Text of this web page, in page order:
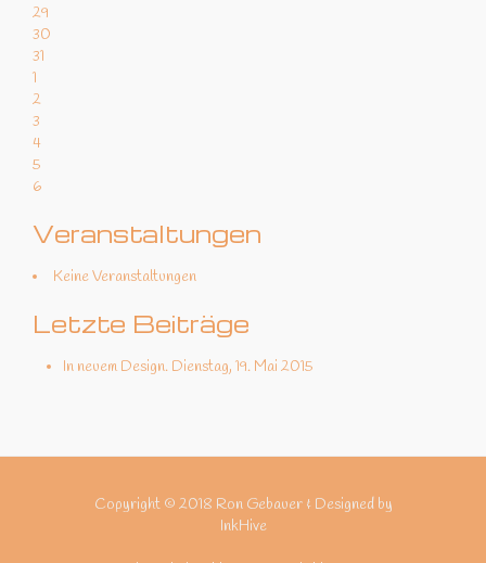
29
30
31
1
2
3
4
5
6
Veranstaltungen
Keine Veranstaltungen
Letzte Beiträge
In neuem Design. Dienstag, 19. Mai 2015
Copyright © 2018 Ron Gebauer & Designed by
InkHive